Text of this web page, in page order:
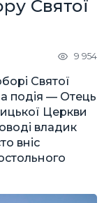
Святої
9 954
Святої
подія — Отець
Церкви
владик
вніс